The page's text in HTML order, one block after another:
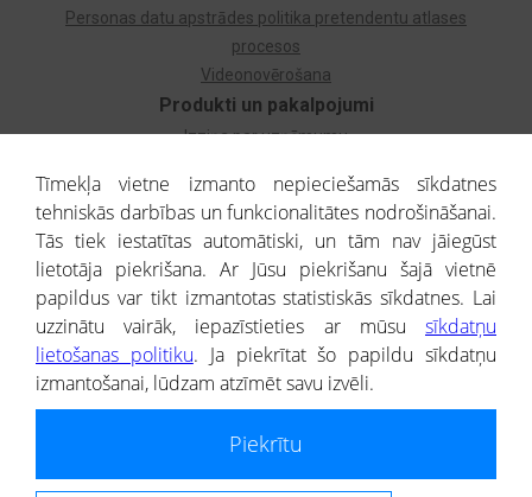
Produkti un pakalpojumi
Izziņa par uzņēmumu
Dzimtas koks
Uzņēmumu atlase
Monitorings
Kredītizziņa par ārvalstu uzņēmumiem
Personas datu apstrādes politika pretendentu atlases
procesos
Videonovērošana
® CREDITREFORM Latvija
SIA
Portāla ietvaros saņemtajai informācijai ir uzziņas raksturs, un tai nav
Tīmekļa vietne izmanto nepieciešamās sīkdatnes
tehniskās darbības un funkcionalitātes nodrošināšanai.
Tās tiek iestatītas automātiski, un tām nav jāiegūst
lietotāja piekrišana. Ar Jūsu piekrišanu šajā vietnē
papildus var tikt izmantotas statistiskās sīkdatnes. Lai
uzzinātu vairāk, iepazīstieties ar mūsu sīkdatņu
lietošanas politiku. Ja piekrītat šo papildu sīkdatņu
izmantošanai, lūdzam atzīmēt savu izvēli.
Piekrītu